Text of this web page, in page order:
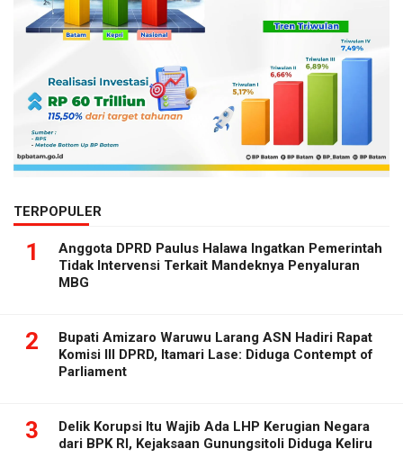
TERPOPULER
1
Anggota DPRD Paulus Halawa Ingatkan Pemerintah
Tidak Intervensi Terkait Mandeknya Penyaluran
MBG
2
Bupati Amizaro Waruwu Larang ASN Hadiri Rapat
Komisi III DPRD, Itamari Lase: Diduga Contempt of
Parliament
3
Delik Korupsi Itu Wajib Ada LHP Kerugian Negara
dari BPK RI, Kejaksaan Gunungsitoli Diduga Keliru